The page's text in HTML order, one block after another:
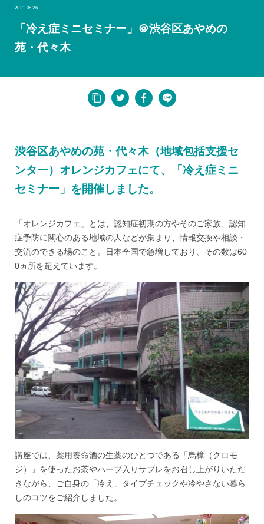
2021.05.26
「冷え症ミニセミナー」＠渋谷区あやめの
苑・代々木
渋谷区あやめの苑・代々木（地域包括支援セ
ンター）オレンジカフェにて、「冷え症ミニ
セミナー」を開催しました。
「オレンジカフェ」とは、認知症初期の方やそのご家族、認知
症予防に関心のある地域の人などが集まり、情報交換や相談・
交流のできる場のこと。日本全国で急増しており、その数は60
0ヵ所を超えています。
講座では、薬用養命酒の生薬のひとつである「烏樟（クロモ
ジ）」を使ったお茶やハーブ入りサブレをお召し上がりいただ
きながら、ご自身の「冷え」タイプチェックや冷やさない暮ら
しのコツをご紹介しました。